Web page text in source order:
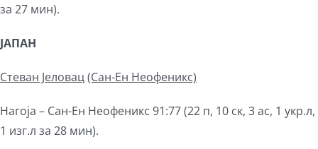
за 27 мин).
ЈАПАН
Стеван Јеловац(Сан-Ен Неофеникс)
Нагоја – Сан-Ен Неофеникс 91:77 (22 п, 10 ск, 3 ас, 1 укр.л,
1 изг.л за 28 мин).